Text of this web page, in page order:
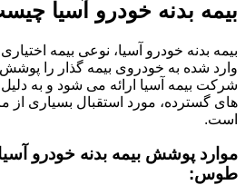
بیمه بدنه خودرو آسیا
بیمه بدنه خودرو آسیا، نوعی بیمه
وارد شده به خودروی بیمه گذار را
شرکت بیمه آسیا ارائه می شود و به
های گسترده، مورد استقبال بسیاری از
است.
موارد پوشش بیمه بدنه خودرو
طوس: